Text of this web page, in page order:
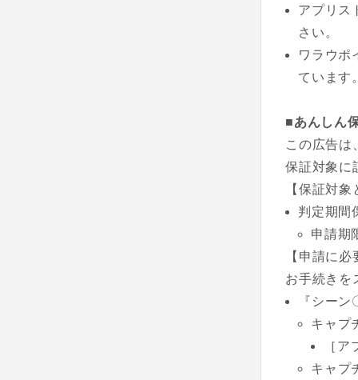
アプリス
さい。
ワラウポ
ています
■あんしん
この広告は
保証対象に
【保証対
判定期間
申請期
【申請に
お手続きを
『シー
キャプ
［
キャプ